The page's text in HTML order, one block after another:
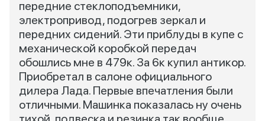
передние стеклоподъемники,
электропривод, подогрев зеркал и
передних сидений. Эти приблуды в купе с
механической коробкой передач
обошлись мне в 479к. За 6к купил антикор.
Приобретал в салоне официального
дилера Лада. Первые впечатления были
отличными. Машинка показалась ну очень